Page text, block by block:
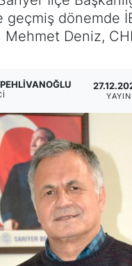
geçmiş dönemde
Mehmet Deniz,
(Arşiv)
SANAT
HABERLERİ